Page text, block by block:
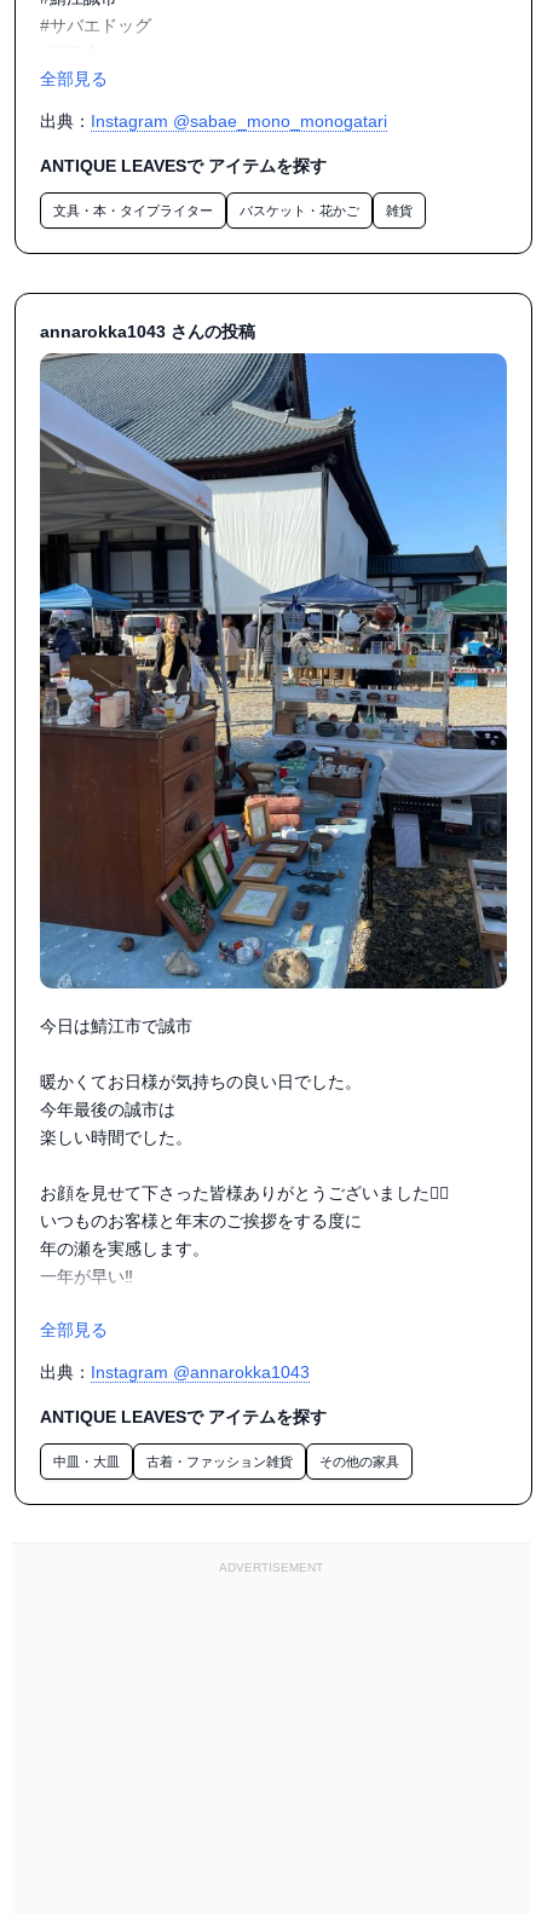
#サバエドッグ
#第２日曜日
#誠照寺
#サーキュラーエコノミー
全部見る
出典： Instagram @sabae_mono_monogatari
ANTIQUE LEAVESで アイテムを探す
文具・本・タイプライター バスケット・花かご 雑貨
annarokka1043 さんの投稿
今日は鯖江市で誠市
暖かくてお日様が気持ちの良い日でした。
今年最後の誠市は
楽しい時間でした。
お顔を見せて下さった皆様ありがとうございました🙇‍♀️
いつものお客様と年末のご挨拶をする度に
年の瀬を実感します。
一年が早い‼️
カイラは車の中から
私はココよと主張してばかり😅
母がお客様とお話ししていると
私をみて‼️と吠えて来ます。
全部見る
出典： Instagram @annarokka1043
ANTIQUE LEAVESで アイテムを探す
中皿・大皿 古着・ファッション雑貨 その他の家具
ADVERTISEMENT